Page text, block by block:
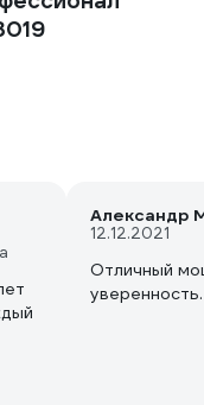
Александр
12.12.2021
Отличный
уверенность.